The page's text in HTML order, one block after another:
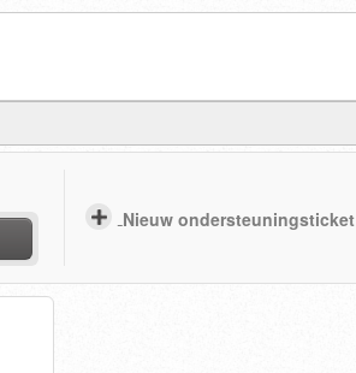
Nieuw ondersteuningsticket